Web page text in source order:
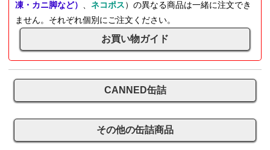
凍・カニ脚など） 、ネコポス）の異なる商品は一緒に注文でき
ません。それぞれ個別にご注文ください。
お買い物ガイド
CANNED缶詰
その他の缶詰商品